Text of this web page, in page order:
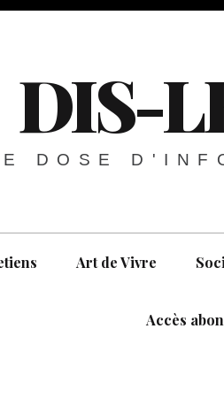
DIS-
DOSE
Art de Vivre
Accès